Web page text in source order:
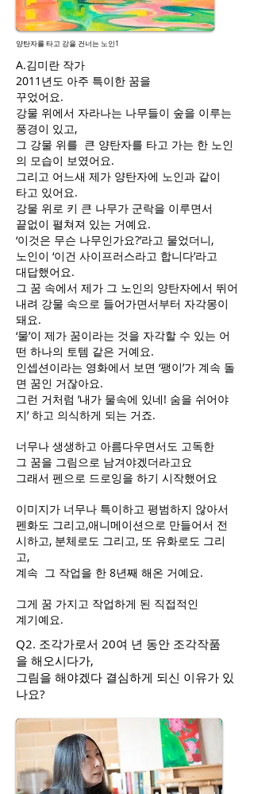
양탄자를 타고 강을 건너는 노인1
A.김미란 작가
2011년도 아주 특이한 꿈을
꾸었어요.
강물 위에서 자라나는 나무들이 숲을 이루는
풍경이 있고,
그 강물 위를 큰 양탄자를 타고 가는 한 노인
의 모습이 보였어요.
그리고 어느새 제가 양탄자에 노인과 같이
타고 있어요.
강물 위로 키 큰 나무가 군락을 이루면서
끝없이 펼쳐져 있는 거예요.
‘이것은 무슨 나무인가요?’라고 물었더니,
노인이 ‘이건 사이프러스라고 합니다’라고
대답했어요.
그 꿈 속에서 제가 그 노인의 양탄자에서 뛰어
내려 강물 속으로 들어가면서부터 자각몽이
돼요.
‘물’이 제가 꿈이라는 것을 자각할 수 있는 어
떤 하나의 토템 같은 거예요.
인셉션이라는 영화에서 보면 ‘팽이’가 계속 돌
면 꿈인 거잖아요.
그런 거처럼 ’내가 물속에 있네! 숨을 쉬어야
지’ 하고 의식하게 되는 거죠.
너무나 생생하고 아름다우면서도 고독한
그 꿈을 그림으로 남겨야겠더라고요
그래서 펜으로 드로잉을 하기 시작했어요
이미지가 너무나 특이하고 평범하지 않아서
펜화도 그리고,애니메이션으로 만들어서 전
시하고, 분체로도 그리고, 또 유화로도 그리
고,
계속 그 작업을 한 8년째 해온 거예요.
그게 꿈 가지고 작업하게 된 직접적인
계기예요.
Q2. 조각가로서 20여 년 동안 조각작품
을 해오시다가,
그림을 해야겠다 결심하게 되신 이유가 있
나요?